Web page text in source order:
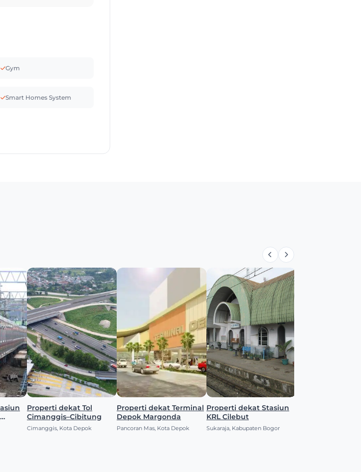
Gym
Smart Homes System
Properti dekat Tol
Cimanggis–Cibitung
Cimanggis, Kota Depok
Properti dekat Terminal
Depok Margonda
Pancoran Mas, Kota Depok
Properti dekat Stasiun
KRL Cilebut
Sukaraja, Kabupaten Bogor